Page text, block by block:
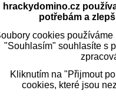
hrackydomino.cz
potřebám a
cookies
"Souhlasím" souhlasíte s
Kliknutím na "Přijmout
cookies, které jsou